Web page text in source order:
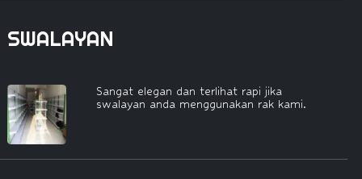
SWALAYAN
Sangat elegan dan terlihat rapi jika
swalayan anda menggunakan rak kami.